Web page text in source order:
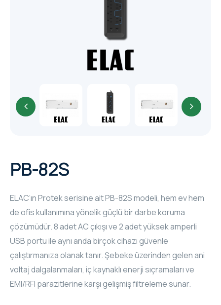
ELAC
CRESTRON
INSPINIA
INSPINIA
ELAC
PB-82S
ELAC’ın Protek serisine ait PB-82S modeli, hem ev hem
de ofis kullanımına yönelik güçlü bir darbe koruma
çözümüdür. 8 adet AC çıkışı ve 2 adet yüksek amperli
USB portu ile aynı anda birçok cihazı güvenle
çalıştırmanıza olanak tanır. Şebeke üzerinden gelen ani
voltaj dalgalanmaları, iç kaynaklı enerji sıçramaları ve
EMI/RFI parazitlerine karşı gelişmiş filtreleme sunar.